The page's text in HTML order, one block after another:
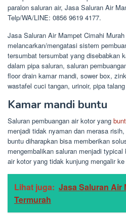
paralon saluran air, Jasa Saluran Air
Telp/WA/LINE: 0856 9619 4177.
Jasa Saluran Air Mampet Cimahi
melancarkan/mengatasi sistem
tersumbat tersumbat yang disebabkan
dalam pipa saluran, saluran
floor drain kamar mandi, sower box,
wastafel cuci tangan, urinoir, pipa
Kamar mandi buntu
Saluran pembuangan air kotor yang
menjadi tidak nyaman dan merasa
buntu diharapkan bisa memberikan
mengembalikan saluran menjadi
air kotor yang tidak kunjung mengalir
Lihat juga: Jasa Saluran Air
Termurah